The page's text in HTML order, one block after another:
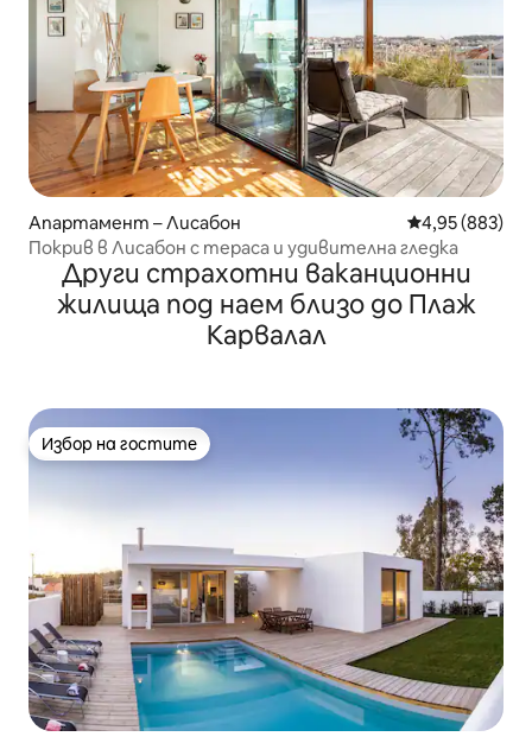
Апартамент – Лисабон Средна
4,95 (883)
Покрив в Лисабон с тераса и удивителна гледка
Други страхотни ваканционни
жилища под наем близо до Плаж
Карвалал
Избор на гостите
Избор на гостите